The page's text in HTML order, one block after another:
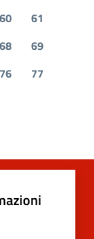
60
61
68
69
76
77